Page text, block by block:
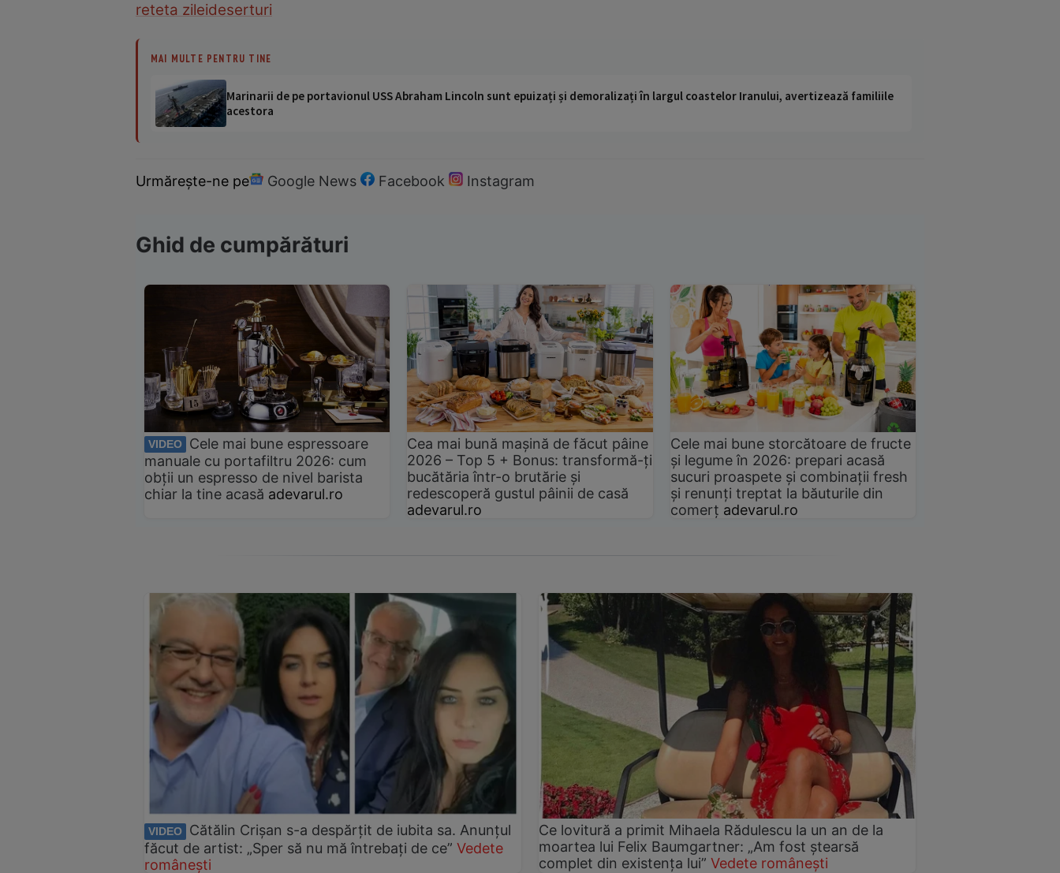
reteta zileideserturi
MAI MULTE PENTRU TINE
Marinarii de pe portavionul USS Abraham Lincoln sunt epuizați și demoralizați în largul coastelor Iranului, avertizează familiile
acestora
Urmărește-ne pe Google News Facebook Instagram
Ghid de cumpărături
VIDEO
Cele mai bune espressoare
manuale cu portafiltru 2026: cum
obții un espresso de nivel barista
chiar la tine acasă adevarul.ro
Cea mai bună mașină de făcut pâine
2026 – Top 5 + Bonus: transformă-ți
bucătăria într-o brutărie și
redescoperă gustul pâinii de casă
adevarul.ro
Cele mai bune storcătoare de fructe
și legume în 2026: prepari acasă
sucuri proaspete și combinații fresh
și renunți treptat la băuturile din
comerț adevarul.ro
VIDEO
Cătălin Crișan s-a despărțit de iubita sa. Anunțul
făcut de artist: „Sper să nu mă întrebați de ce” Vedete
românești
Ce lovitură a primit Mihaela Rădulescu la un an de la
moartea lui Felix Baumgartner: „Am fost ștearsă
complet din existența lui” Vedete românești